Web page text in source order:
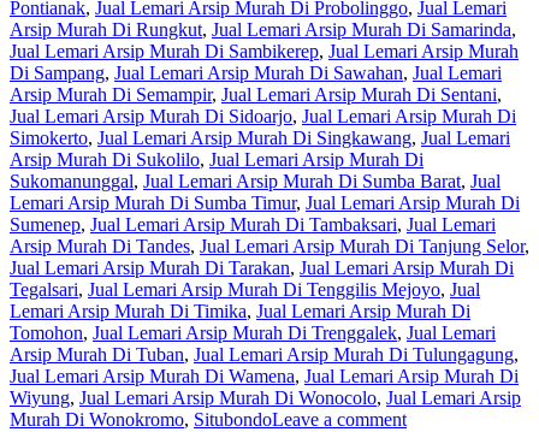
Pontianak, Jual Lemari Arsip Murah Di Probolinggo, Jual Lemari
Arsip Murah Di Rungkut, Jual Lemari Arsip Murah Di Samarinda,
Jual Lemari Arsip Murah Di Sambikerep, Jual Lemari Arsip Murah
Di Sampang, Jual Lemari Arsip Murah Di Sawahan, Jual Lemari
Arsip Murah Di Semampir, Jual Lemari Arsip Murah Di Sentani,
Jual Lemari Arsip Murah Di Sidoarjo, Jual Lemari Arsip Murah Di
Simokerto, Jual Lemari Arsip Murah Di Singkawang, Jual Lemari
Arsip Murah Di Sukolilo, Jual Lemari Arsip Murah Di
Sukomanunggal, Jual Lemari Arsip Murah Di Sumba Barat, Jual
Lemari Arsip Murah Di Sumba Timur, Jual Lemari Arsip Murah Di
Sumenep, Jual Lemari Arsip Murah Di Tambaksari, Jual Lemari
Arsip Murah Di Tandes, Jual Lemari Arsip Murah Di Tanjung Selor,
Jual Lemari Arsip Murah Di Tarakan, Jual Lemari Arsip Murah Di
Tegalsari, Jual Lemari Arsip Murah Di Tenggilis Mejoyo, Jual
Lemari Arsip Murah Di Timika, Jual Lemari Arsip Murah Di
Tomohon, Jual Lemari Arsip Murah Di Trenggalek, Jual Lemari
Arsip Murah Di Tuban, Jual Lemari Arsip Murah Di Tulungagung,
Jual Lemari Arsip Murah Di Wamena, Jual Lemari Arsip Murah Di
Wiyung, Jual Lemari Arsip Murah Di Wonocolo, Jual Lemari Arsip
Murah Di Wonokromo, SitubondoLeave a comment